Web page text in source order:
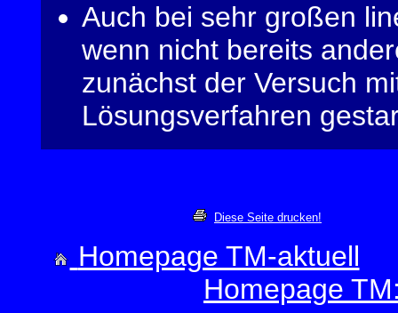
Auch bei sehr großen
wenn nicht bereits
zunächst der Versuch
Lösungsverfahren
Diese Seite drucken!
Homepage TM-aktuell
Homepage